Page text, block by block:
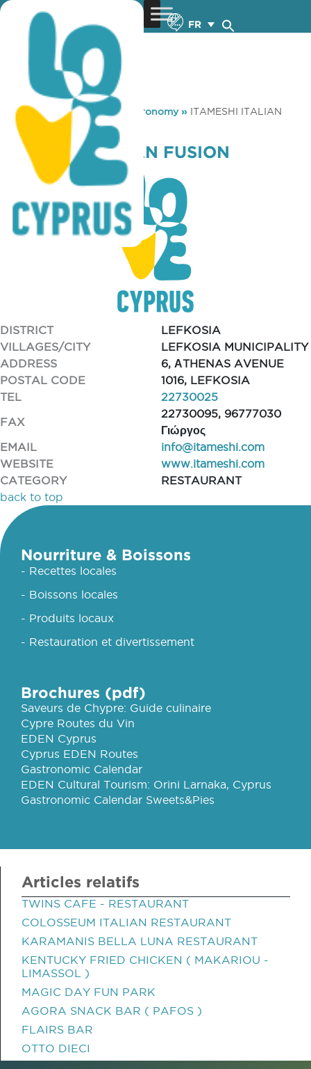
FR
You are here: Home »Gastronomy» ITAMESHI ITALIAN
FUSION
ITAMESHI ITALIAN FUSION
DISTRICT
LEFKOSIA
VILLAGES/CITY
LEFKOSIA MUNICIPALITY
ADDRESS
6, ΑTHENAS AVENUE
POSTAL CODE
1016, LEFKOSIA
TEL
22730025
FAX
22730095, 96777030
Γιώργος
EMAIL
info@itameshi.com
WEBSITE
www.itameshi.com
CATEGORY
RESTAURANT
back to top
Nourriture & Boissons
- Recettes locales
- Boissons locales
- Produits locaux
- Restauration et divertissement
Brochures (pdf)
Saveurs de Chypre: Guide culinaire
Cypre Routes du Vin
EDEN Cyprus
Cyprus EDEN Routes
Gastronomic Calendar
EDEN Cultural Tourism: Orini Larnaka, Cyprus
Gastronomic Calendar Sweets&Pies
Articles relatifs
TWINS CAFE - RESTAURANT
COLOSSEUM ITALIAN RESTAURANT
KARAMANIS BELLA LUNA RESTAURANT
KENTUCKY FRIED CHICKEN ( MAKARIOU -
LIMASSOL )
MAGIC DAY FUN PARK
AGORA SNACK BAR ( PAFOS )
FLAIRS BAR
OTTO DIECI